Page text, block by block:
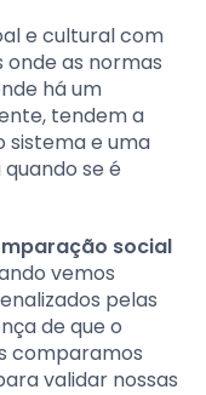
e cultural com
onde as normas
há um
tendem a
sistema e uma
se é
social
vemos
pelas
de que o
comparamos
validar nossas